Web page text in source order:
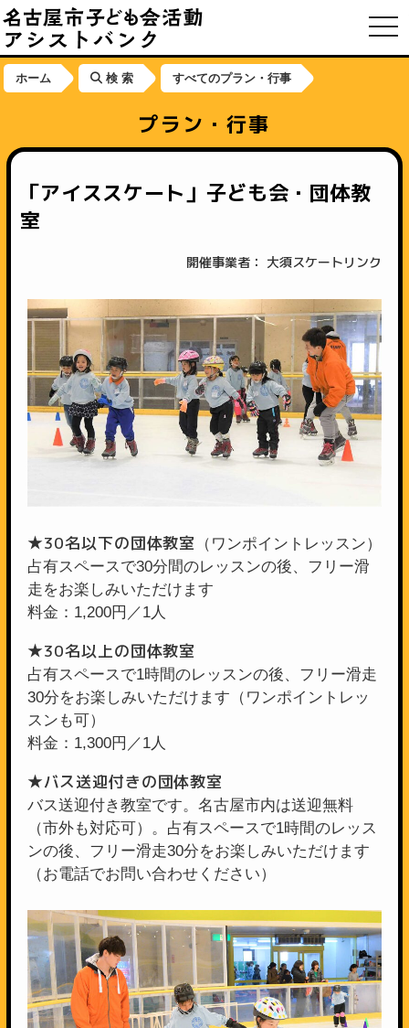
ホーム 検 索 すべてのプラン・行事
プラン・行事
「アイススケート」子ども会・団体教
室
開催事業者： 大須スケートリンク
★30名以下の団体教室
（ワンポイントレッスン）
占有スペースで30分間のレッスンの後、フリー滑
走をお楽しみいただけます
料金：1,200円／1人
★30名以上の団体教室
占有スペースで1時間のレッスンの後、フリー滑走
30分をお楽しみいただけます（ワンポイントレッ
スンも可）
料金：1,300円／1人
★バス送迎付きの団体教室
バス送迎付き教室です。名古屋市内は送迎無料
（市外も対応可）。占有スペースで1時間のレッス
ンの後、フリー滑走30分をお楽しみいただけます
（お電話でお問い合わせください）